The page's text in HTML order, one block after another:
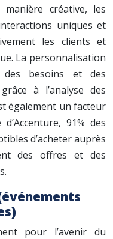
créative, les
uniques et
les clients et
La personnalisation
besoins et des
à l’analyse des
également un facteur
91% des
d’acheter auprès
des offres et des
pour l’avenir du